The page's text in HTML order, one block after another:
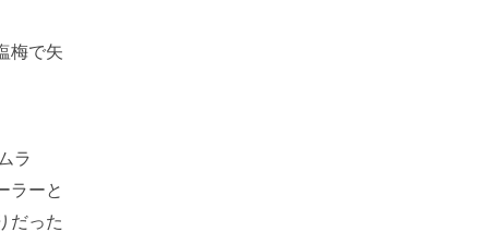
梅で矢
ラ
ラーと
だった